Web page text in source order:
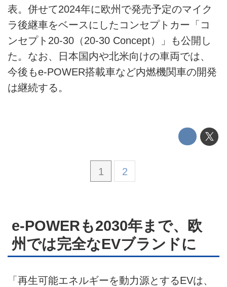
プライバシーポリシー
ライター名簿
お問い合せ
広告掲載について
表。併せて2024年に欧州で発売予定のマイク
ラ後継車をベースにしたコンセプトカー「コ
ンセプト20-30（20-30 Concept）」も公開し
た。なお、日本国内や北米向けの車両では、
今後もe-POWER搭載車など内燃機関車の開発
は継続する。
1 2
e-POWERも2030年まで、欧
州では完全なEVブランドに
「再生可能エネルギーを動力源とするEVは、